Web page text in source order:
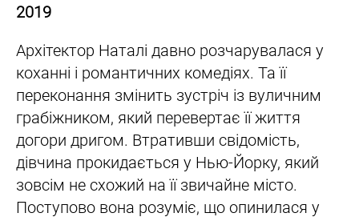
2019
Архітектор Наталі давно розчарувалася у
коханні і романтичних комедіях. Та її
переконання змінить зустріч із вуличним
грабіжником, який перевертає її життя
догори дригом. Втративши свідомість,
дівчина прокидається у Нью-Йорку, який
зовсім не схожий на її звичайне місто.
Поступово вона розуміє, що опинилася у